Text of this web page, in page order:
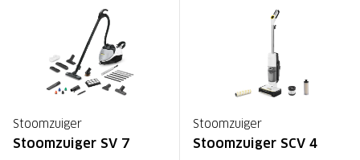
Stoomzuiger
Stoomzuiger SV 7
Stoomzuiger
Stoomzuiger SCV 4